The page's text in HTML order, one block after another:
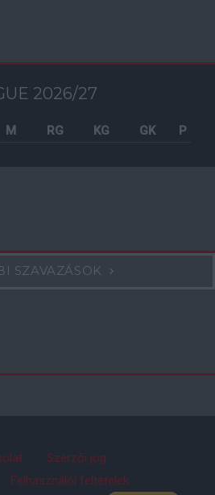
2026/27
M RG KG GK P
SZAVAZÁSOK
Szerzői jog
Felhasználói feltételek